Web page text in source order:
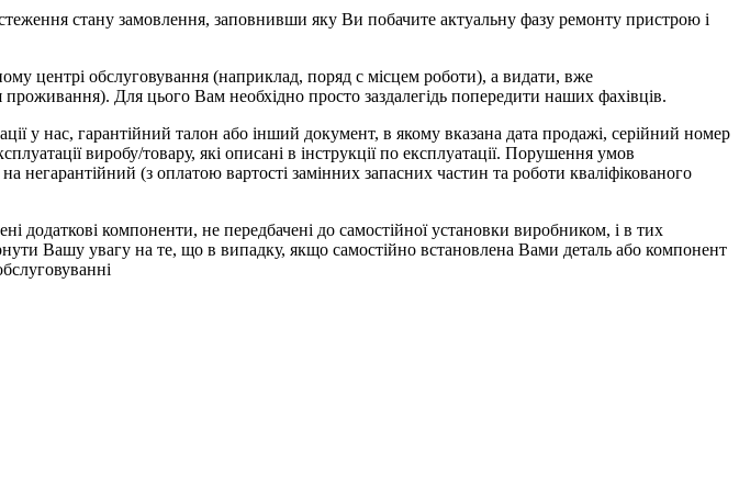
стану замовлення, заповнивши яку Ви побачите актуальну фазу ремонту пристрою і
обслуговування (наприклад, поряд с місцем роботи), а видати, вже
Для цього Вам необхідно просто заздалегідь попередити наших фахівців.
у нас, гарантійний талон або інший документ, в якому вказана дата продажі, серійний номер
виробу/товару, які описані в інструкції по експлуатації. Порушення умов
негарантійний (з оплатою вартості замінних запасних частин та роботи кваліфікованого
додаткові компоненти, не передбачені до самостійної установки виробником, і в тих
Вашу увагу на те, що в випадку, якщо самостійно встановлена Вами деталь або компонент